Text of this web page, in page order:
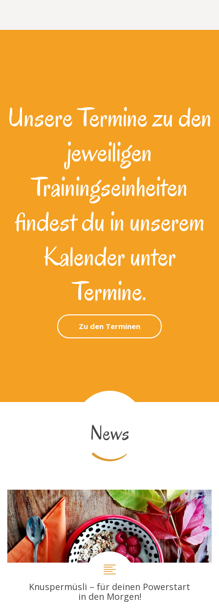
Unsere Termine zu den
jeweiligen
Trainingseinheiten
findest du in unserem
Kalender unter
Termine.
Zu den Terminen
News
Knuspermüsli – für deinen Powerstart
in den Morgen!